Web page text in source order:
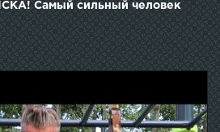
Самый сильный человек